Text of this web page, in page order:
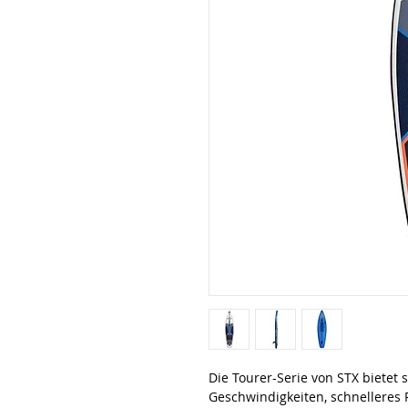
Die Tourer-Serie von STX
Geschwindigkeiten, schnelleres